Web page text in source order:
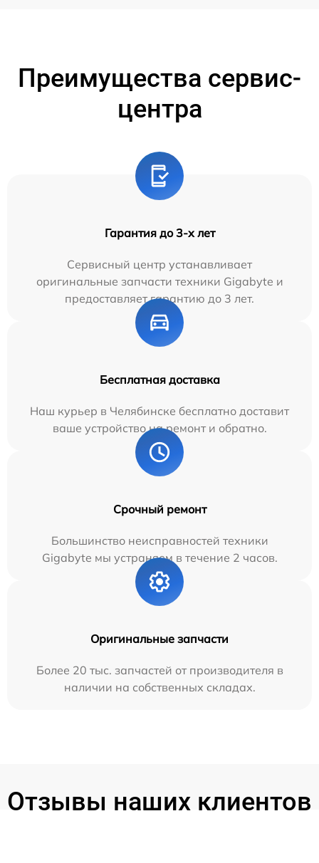
Преимущества сервис-
центра
Гарантия до 3-х лет
Сервисный центр устанавливает
оригинальные запчасти техники Gigabyte и
предоставляет гарантию до 3 лет.
Бесплатная доставка
Наш курьер в Челябинске бесплатно доставит
ваше устройство на ремонт и обратно.
Срочный ремонт
Большинство неисправностей техники
Gigabyte мы устраняем в течение 2 часов.
Оригинальные запчасти
Более 20 тыс. запчастей от производителя в
наличии на собственных складах.
Отзывы наших клиентов